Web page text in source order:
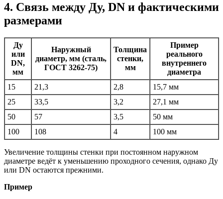
4. Связь между Ду, DN и фактическими
размерами
Ду
или
DN,
мм
Наружный
диаметр, мм (сталь,
ГОСТ 3262-75)
Толщина
стенки,
мм
Пример
реального
внутреннего
диаметра
15
21,3 2,8
15,7 мм
25
33,5 3,2
27,1 мм
50
57 3,5
50 мм
100
108 4 100 мм
Увеличение толщины стенки при постоянном наружном
диаметре ведёт к уменьшению проходного сечения, однако Ду
или DN остаются прежними.
Пример